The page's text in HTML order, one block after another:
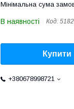
Мінімальна сума
В наявності Код: 5182
Купити
+380678998721